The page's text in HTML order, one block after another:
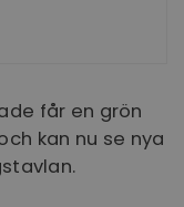
får en grön
kan nu se nya